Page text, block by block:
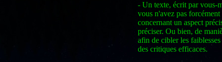
- Un texte, écrit par vous-
vous n'avez pas
concernant un aspect
préciser. Ou bien, de
afin de cibler les
des critiques efficaces.